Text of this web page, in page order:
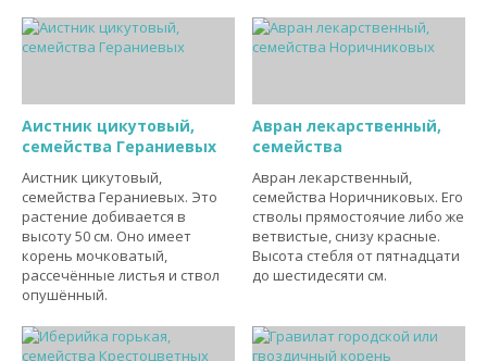
Аистник цикутовый,
семейства Гераниевых
Аистник цикутовый,
семейства Гераниевых. Это
растение добивается в
высоту 50 см. Оно имеет
корень мочковатый,
рассечённые листья и ствол
опушённый.
Авран лекарственный,
семейства
Авран лекарственный,
семейства Норичниковых. Его
стволы прямостоячие либо же
ветвистые, снизу красные.
Высота стебля от пятнадцати
до шестидесяти см.